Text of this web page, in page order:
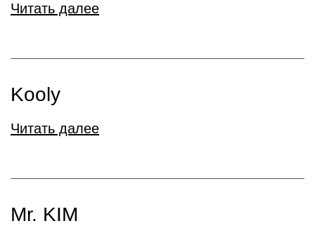
Читать далее
Kooly
Читать далее
Mr. KIM